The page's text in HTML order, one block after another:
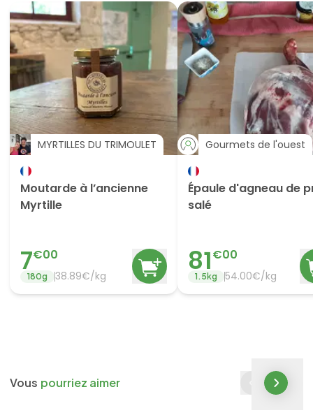
MYRTILLES DU TRIMOULET
Moutarde à l’ancienne
Myrtille
7€00
180g 38.89€/kg
Gourmets de l'ouest
Épaule d'agneau de
salé
81€00
1.5kg 54.00€/kg
Vous pourriez aimer